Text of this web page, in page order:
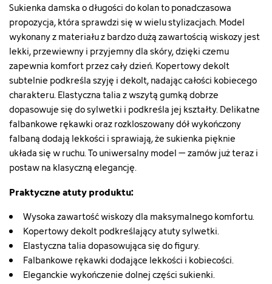
Sukienka damska o długości do kolan to ponadczasowa
propozycja, która sprawdzi się w wielu stylizacjach. Model
wykonany z materiału z bardzo dużą zawartością wiskozy jest
lekki, przewiewny i przyjemny dla skóry, dzięki czemu
zapewnia komfort przez cały dzień. Kopertowy dekolt
subtelnie podkreśla szyję i dekolt, nadając całości kobiecego
charakteru. Elastyczna talia z wszytą gumką dobrze
dopasowuje się do sylwetki i podkreśla jej kształty. Delikatne
falbankowe rękawki oraz rozkloszowany dół wykończony
falbaną dodają lekkości i sprawiają, że sukienka pięknie
układa się w ruchu. To uniwersalny model – zamów już teraz i
postaw na klasyczną elegancję.
Praktyczne atuty produktu:
Wysoka zawartość wiskozy dla maksymalnego komfortu.
Kopertowy dekolt podkreślający atuty sylwetki.
Elastyczna talia dopasowująca się do figury.
Falbankowe rękawki dodające lekkości i kobiecości.
Eleganckie wykończenie dolnej części sukienki.